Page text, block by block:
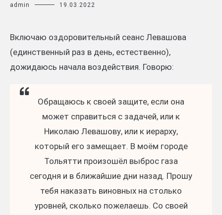
admin 19.03.2022
Включаю оздоровительный сеанс Левашова
(единственный раз в день, естественно),
дожидаюсь начала воздействия. Говорю:
Обращаюсь к своей защите, если она
может справиться с задачей, или к
Николаю Левашову, или к иерарху,
который его замещает. В моём городе
Тольятти произошёл выброс газа
сегодня и в ближайшие дни назад. Прошу
тебя наказать виновных на столько
уровней, сколько пожелаешь. Со своей